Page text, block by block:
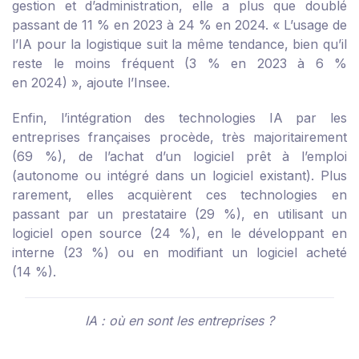
gestion et d’administration, elle a plus que doublé
passant de 11 % en 2023 à 24 % en 2024. « L’usage de
l’IA pour la logistique suit la même tendance, bien qu’il
reste le moins fréquent (3 % en 2023 à 6 %
en 2024) », ajoute l’Insee.
Enfin, l’intégration des technologies IA par les
entreprises françaises procède, très majoritairement
(69 %), de l’achat d’un logiciel prêt à l’emploi
(autonome ou intégré dans un logiciel existant). Plus
rarement, elles acquièrent ces technologies en
passant par un prestataire (29 %), en utilisant un
logiciel open source (24 %), en le développant en
interne (23 %) ou en modifiant un logiciel acheté
(14 %).
IA : où en sont les entreprises ?